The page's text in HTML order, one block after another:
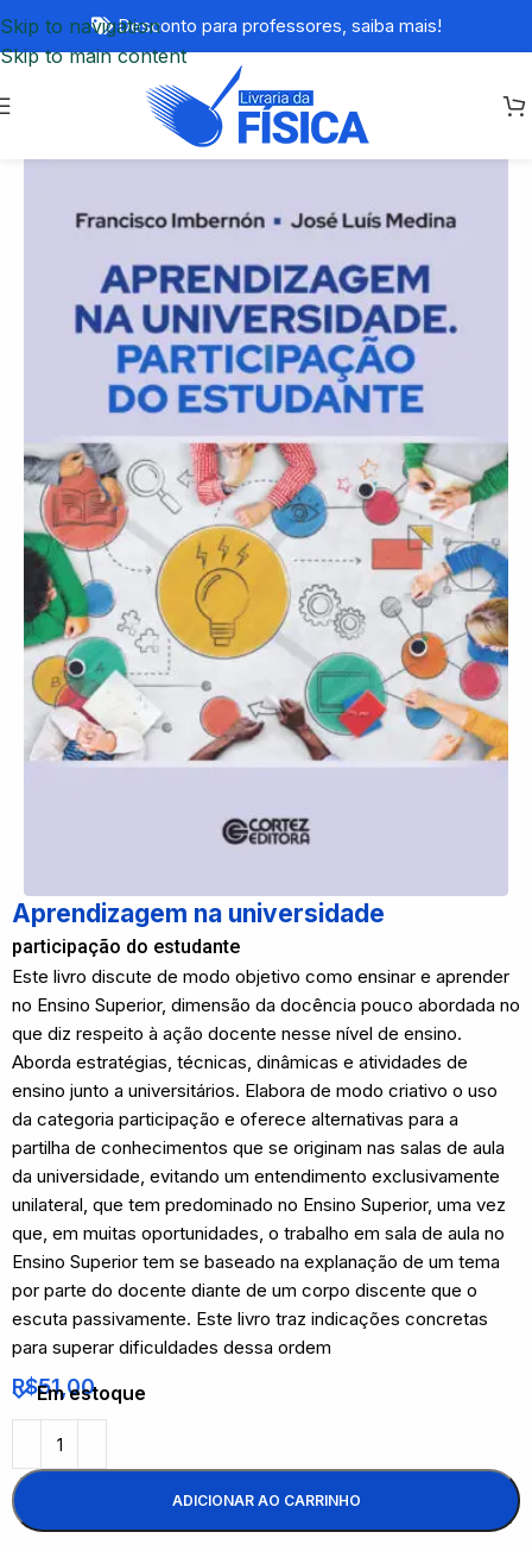
Skip to navigation
Skip to main content
Desconto para professores, saiba mais!
Aprendizagem na universidade
participação do estudante
Este livro discute de modo objetivo como ensinar e aprender
no Ensino Superior, dimensão da docência pouco abordada no
que diz respeito à ação docente nesse nível de ensino.
Aborda estratégias, técnicas, dinâmicas e atividades de
ensino junto a universitários. Elabora de modo criativo o uso
da categoria participação e oferece alternativas para a
partilha de conhecimentos que se originam nas salas de aula
da universidade, evitando um entendimento exclusivamente
unilateral, que tem predominado no Ensino Superior, uma vez
que, em muitas oportunidades, o trabalho em sala de aula no
Ensino Superior tem se baseado na explanação de um tema
por parte do docente diante de um corpo discente que o
escuta passivamente. Este livro traz indicações concretas
para superar dificuldades dessa ordem
R$51,00
Em estoque
ADICIONAR AO CARRINHO